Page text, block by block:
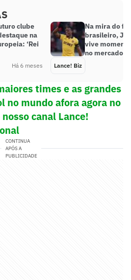
clube
na
‘Rei
Há 6 meses
Na mira do
brasileiro,
vive
no mercado
Lance! Biz
times e as grandes
no mundo afora agora no
canal Lance!
CONTINUA
APÓS A
PUBLICIDADE